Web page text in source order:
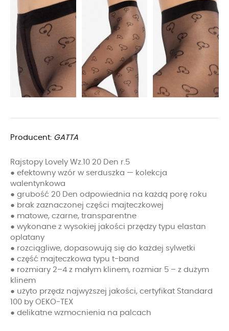
Producent: GATTA
Rajstopy Lovely Wz.10 20 Den r.5
● efektowny wzór w serduszka — kolekcja
walentynkowa
● grubość 20 Den odpowiednia na każdą porę roku
● brak zaznaczonej części majteczkowej
● matowe, czarne, transparentne
● wykonane z wysokiej jakości przędzy typu elastan
oplatany
● rozciągliwe, dopasowują się do każdej sylwetki
● część majteczkowa typu t-band
● rozmiary 2–4 z małym klinem, rozmiar 5 – z dużym
klinem
● użyto przędz najwyższej jakości, certyfikat Standard
100 by OEKO-TEX
● delikatne wzmocnienia na palcach